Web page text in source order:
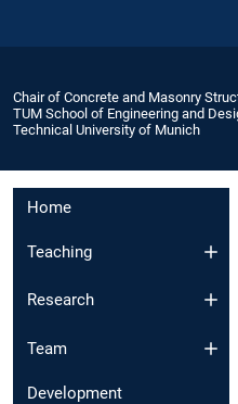
Chair of Concrete and Masonry
TUM School of Engineering and
Technical University of Munich
Home
Teaching
Research
Team
Development